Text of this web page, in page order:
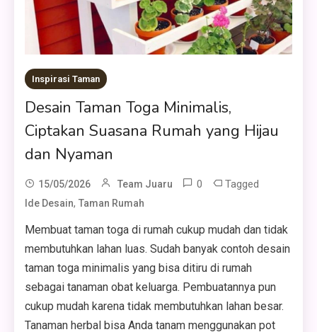
Inspirasi Taman
Desain Taman Toga Minimalis,
Ciptakan Suasana Rumah yang Hijau
dan Nyaman
15/05/2026 Team Juaru 0 Tagged
Ide Desain,Taman Rumah
Membuat taman toga di rumah cukup mudah dan tidak
membutuhkan lahan luas. Sudah banyak contoh desain
taman toga minimalis yang bisa ditiru di rumah
sebagai tanaman obat keluarga. Pembuatannya pun
cukup mudah karena tidak membutuhkan lahan besar.
Tanaman herbal bisa Anda tanam menggunakan pot